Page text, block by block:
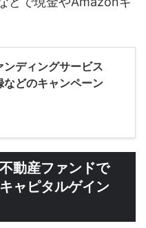
ンディングサービス
などのキャンペーン
動産ファンドで
ャピタルゲイン